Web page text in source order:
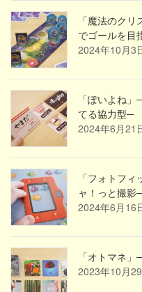
「魔法のク
でゴールを目
2024年10月3
「ぽいよね
てる協力型─
2024年6月21
「フォトフ
ャ！っと撮影
2024年6月16
「オトマネ
2023年10月